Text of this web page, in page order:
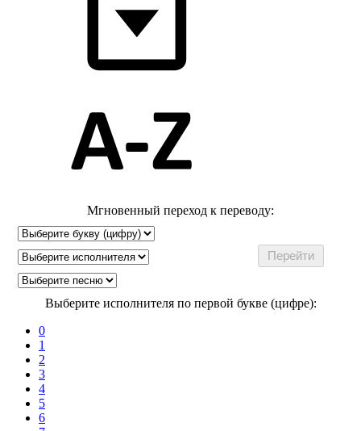
Мгновенный переход к переводу:
Выберите исполнителя по первой букве (цифре):
0
1
2
3
4
5
6